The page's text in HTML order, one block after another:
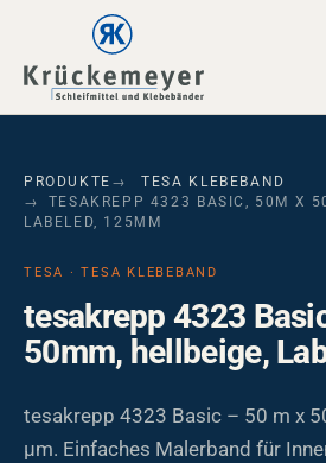
Skip to main navigation
Skip to main content
Skip to page footer
PRODUKTE
TESA KLEBEBAND
TESAKREPP 4323 BASIC, 50M X
LABELED, 125ΜM
TESA · TESA KLEBEBAND
tesakrepp 4323
50mm, hellbeige,
tesakrepp 4323 Basic – 50 m x
µm. Einfaches Malerband für